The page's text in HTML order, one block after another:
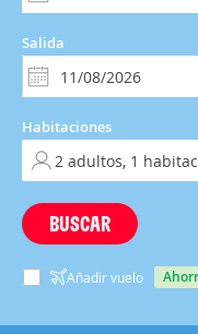
Salida
Habitaciones
BUSCAR
Añadir vuelo